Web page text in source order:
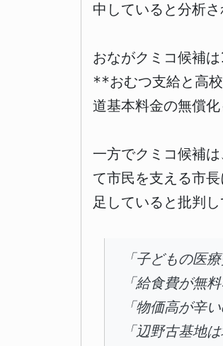
中していると分析さ
おながクミコ候補
**おむつ支給と高
道基本料金の無償
一方でクミコ候補
て市民を支える市
足していると批判し
「子どもの医
「給食費が無
「物価高が辛
「辺野古基地